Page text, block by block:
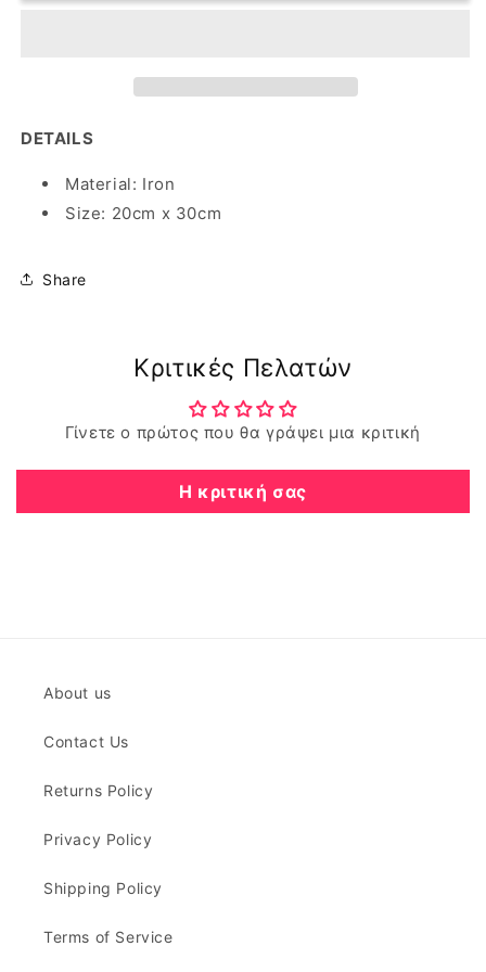
DETAILS
Material: Iron
Size: 20cm x 30cm
Share
Κριτικές Πελατών
Γίνετε ο πρώτος που θα γράψει μια κριτική
Η κριτική σας
About us
Contact Us
Returns Policy
Privacy Policy
Shipping Policy
Terms of Service